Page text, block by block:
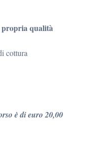
propria qualità
cottura
è di euro 20,00